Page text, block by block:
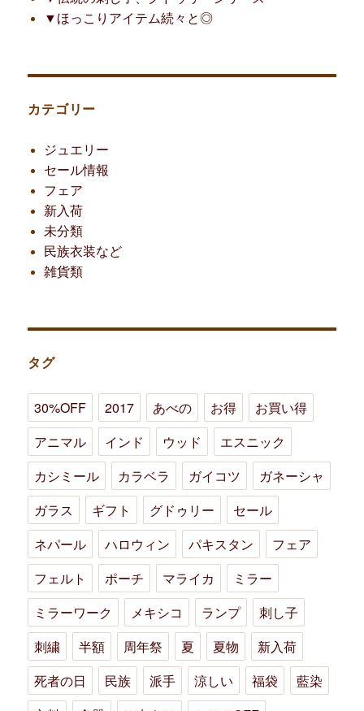
▼ほっこりアイテム続々と◎
カテゴリー
ジュエリー
セール情報
フェア
新入荷
未分類
民族衣装など
雑貨類
タグ
30%OFF 2017 あべの お得
お買い得
アニマル
インド ウッド
エスニック
カシミール
カラベラ ガイコツ
ガネーシャ
ガラス
ギフト グドゥリー
セール
ネパール
ハロウィン パキスタン
フェア
フェルト
ポーチ マライカ
ミラー
ミラーワーク
メキシコ ランプ
刺し子
刺繍
半額 周年祭 夏 夏物
新入荷
死者の日
民族 派手 涼しい 福袋
藍染